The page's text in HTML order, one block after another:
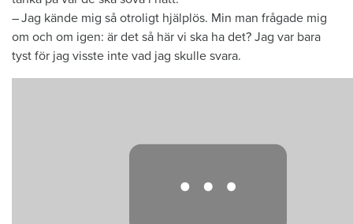
– Jag kände mig så otroligt hjälplös. Min man frågade mig
om och om igen: är det så här vi ska ha det? Jag var bara
tyst för jag visste inte vad jag skulle svara.